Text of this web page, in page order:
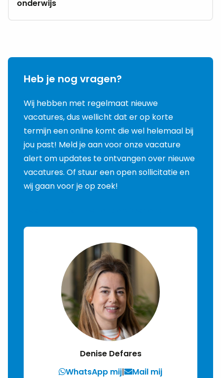
onderwijs
Heb je nog vragen?
Wij hebben met regelmaat nieuwe
vacatures, dus wellicht dat er op korte
termijn een online komt die wel helemaal bij
jou past! Meld je aan voor onze vacature
alert om updates te ontvangen over nieuwe
vacatures. Of stuur een open sollicitatie en
wij gaan voor je op zoek!
Denise Defares
WhatsApp mij| Mail mij